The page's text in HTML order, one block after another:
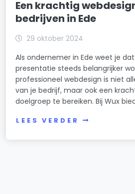
Een krachtig
bedrijven in Ede
29 oktober 2024
Als ondernemer in Ede weet je
presentatie steeds belangrijker
professioneel webdesign is niet
van je bedrijf, maar ook een
doelgroep te bereiken. Bij Wux
LEES VERDER